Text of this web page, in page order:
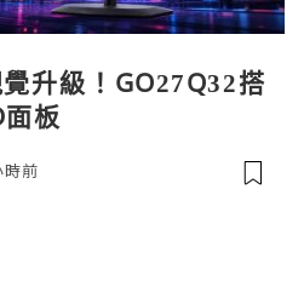
升級！GO27Q32搭
板
時前